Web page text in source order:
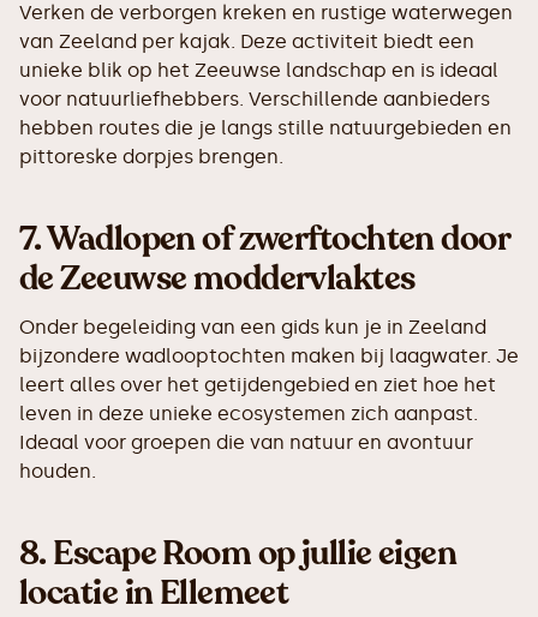
Verken de verborgen kreken en rustige waterwegen
van Zeeland per kajak. Deze activiteit biedt een
unieke blik op het Zeeuwse landschap en is ideaal
voor natuurliefhebbers. Verschillende aanbieders
hebben routes die je langs stille natuurgebieden en
pittoreske dorpjes brengen.
7.Wadlopen of zwerftochten door
de Zeeuwse moddervlaktes
Onder begeleiding van een gids kun je in Zeeland
bijzondere wadlooptochten maken bij laagwater. Je
leert alles over het getijdengebied en ziet hoe het
leven in deze unieke ecosystemen zich aanpast.
Ideaal voor groepen die van natuur en avontuur
houden.
8.Escape Room op jullie eigen
locatie in Ellemeet